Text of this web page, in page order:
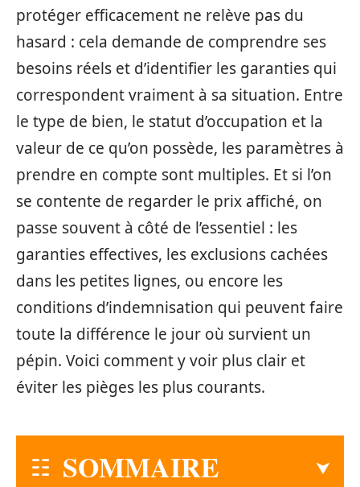
protéger efficacement ne relève pas du
hasard : cela demande de comprendre ses
besoins réels et d’identifier les garanties qui
correspondent vraiment à sa situation. Entre
le type de bien, le statut d’occupation et la
valeur de ce qu’on possède, les paramètres à
prendre en compte sont multiples. Et si l’on
se contente de regarder le prix affiché, on
passe souvent à côté de l’essentiel : les
garanties effectives, les exclusions cachées
dans les petites lignes, ou encore les
conditions d’indemnisation qui peuvent faire
toute la différence le jour où survient un
pépin. Voici comment y voir plus clair et
éviter les pièges les plus courants.
SOMMAIRE